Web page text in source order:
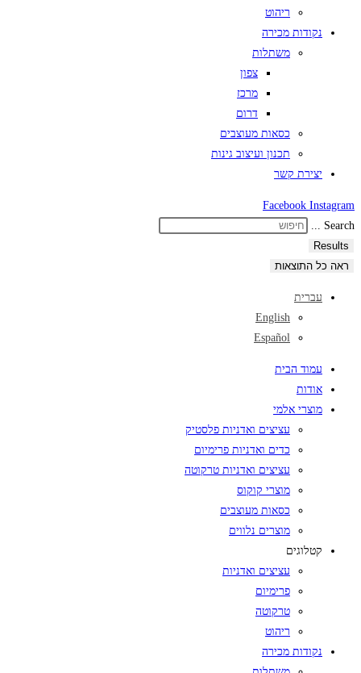
ריהוט
נקודות מכירה
משתלות
צפון
מרכז
דרום
כסאות מעוצבים
תכנון ועיצוב גינות
יצירת קשר
Facebook Instagram
Search ...
Results
ראה כל התוצאות
עברית
English
Español
עמוד הבית
אודות
מוצרי אלמי
עציצים ואדניות פלסטיק
כדים ואדניות פרימיום
עציצים ואדניות טרקוטה
מוצרי קוקוס
כסאות מעוצבים
מוצרים נלווים
קטלוגים
עציצים ואדניות
פרימיום
טרקוטה
ריהוט
נקודות מכירה